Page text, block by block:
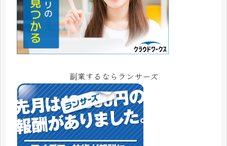
副業するならランサーズ